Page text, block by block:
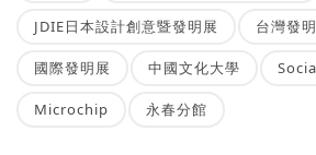
JDIE日本設計創意暨發明展 台灣發
國際發明展 中國文化大學
Microchip 永春分館